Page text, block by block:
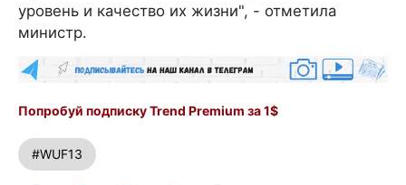
уровень и качество их жизни", - отметила
министр.
Попробуй подписку Trend Premium за 1$
#WUF13